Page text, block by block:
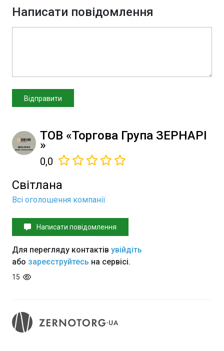
Написати повідомлення
ТОВ «Торгова Група ЗЕРНАРІ
»
0,0
Світлана
Всі оголошення компанії
Написати повідомлення
Для перегляду контактів увійдіть
або зареєструйтесь на сервісі.
15